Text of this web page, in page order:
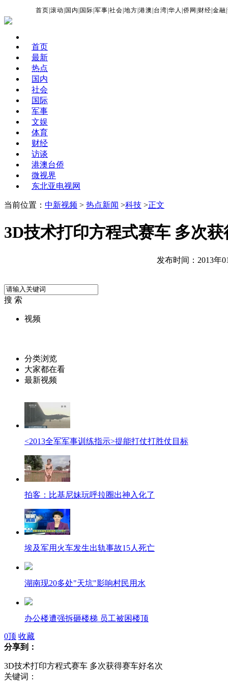
首页 |滚动 国内 国际 |军事 |社会 |地方 |港澳 台湾 |华人 |侨网 财经 |金融 |
首页
最新
热点
国内
社会
国际
军事
文娱
体育
财经
访谈
港澳台侨
微视界
东北亚电视网
当前位置： 中新视频 > 热点新闻 >科技 >正文
3D技术打印方程式赛车 多次
发布时间：2013年
搜 索
视频
分类浏览
大家都在看
最新视频
<2013全军军事训练指示>提能打仗打胜仗目标
拍客：比基尼妹玩呼拉圈出神入化了
埃及军用火车发生出轨事故15人死亡
湖南现20多处"天坑"影响村民用水
办公楼遭强拆砸楼梯 员工被困楼顶
美路易安那州为儿童提供枪械训练
0顶 收藏
分享到：
3D技术打印方程式赛车 多次获得赛车好名次
关键词：